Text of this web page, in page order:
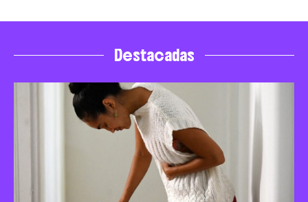
Destacadas